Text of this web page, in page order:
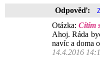
Odpověď:
Otázka: Cítím
Ahoj. Ráda
navíc a doma
14.4.2016